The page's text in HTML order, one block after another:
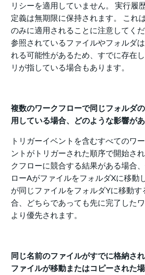
リシーを適用していません。 実行履
定義は無期限に保持されます。 これ
のみに適用されることに注意してく
参照されているファイルやフォルダ
れる可能性があるため、すでに存在
リが指している場合もあります。
複数のワークフローで同じフォルダ
用している場合、どのような影響が
トリガーイベントを含むすべてのワ
ントがトリガーされた順序で開始さ
クフローに競合する結果がある場合
ローAがファイルをフォルダXに移動
が同じファイルをフォルダYに移動
合、どちらであっても先に完了した
より優先されます。
同じ名前のファイルがすでに格納さ
ファイルが移動またはコピーされた